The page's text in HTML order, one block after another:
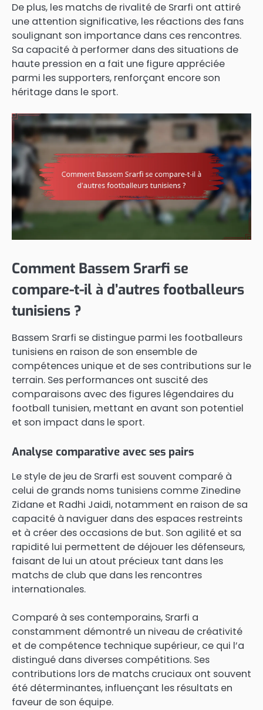
De plus, les matchs de rivalité de Srarfi ont attiré
une attention significative, les réactions des fans
soulignant son importance dans ces rencontres.
Sa capacité à performer dans des situations de
haute pression en a fait une figure appréciée
parmi les supporters, renforçant encore son
héritage dans le sport.
Comment Bassem Srarfi se
compare-t-il à d’autres footballeurs
tunisiens ?
Bassem Srarfi se distingue parmi les footballeurs
tunisiens en raison de son ensemble de
compétences unique et de ses contributions sur le
terrain. Ses performances ont suscité des
comparaisons avec des figures légendaires du
football tunisien, mettant en avant son potentiel
et son impact dans le sport.
Analyse comparative avec ses pairs
Le style de jeu de Srarfi est souvent comparé à
celui de grands noms tunisiens comme Zinedine
Zidane et Radhi Jaidi, notamment en raison de sa
capacité à naviguer dans des espaces restreints
et à créer des occasions de but. Son agilité et sa
rapidité lui permettent de déjouer les défenseurs,
faisant de lui un atout précieux tant dans les
matchs de club que dans les rencontres
internationales.
Comparé à ses contemporains, Srarfi a
constamment démontré un niveau de créativité
et de compétence technique supérieur, ce qui l’a
distingué dans diverses compétitions. Ses
contributions lors de matchs cruciaux ont souvent
été déterminantes, influençant les résultats en
faveur de son équipe.